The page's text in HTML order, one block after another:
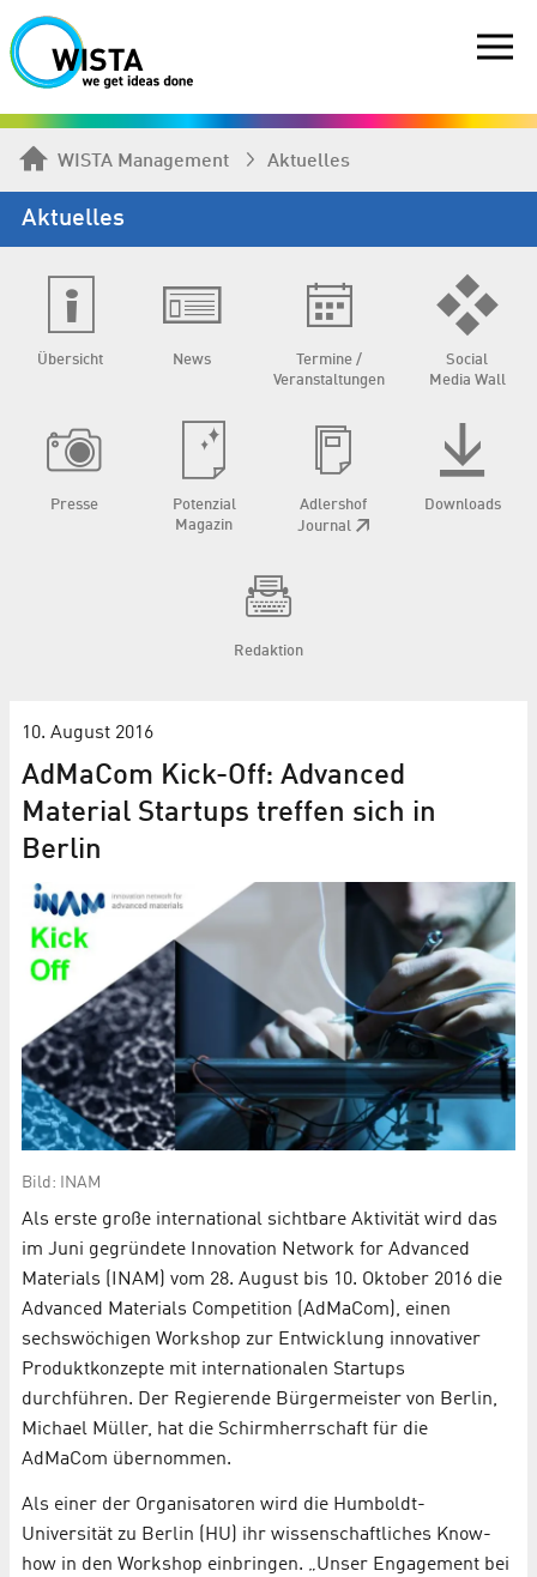
WISTA Management Aktuelles
Aktuelles
Übersicht News
Termine /
Veranstaltungen
Social
Media Wall
Presse
Potenzial
Magazin
Adlershof
Journal
Downloads
Redaktion
10. August 2016
AdMaCom Kick-Off: Advanced
Material Startups treffen sich in
Berlin
Bild: INAM
Als erste große international sichtbare Aktivität wird das
im Juni gegründete Innovation Network for Advanced
Materials (INAM) vom 28. August bis 10. Oktober 2016 die
Advanced Materials Competition (AdMaCom), einen
sechswöchigen Workshop zur Entwicklung innovativer
Produktkonzepte mit internationalen Startups
durchführen. Der Regierende Bürgermeister von Berlin,
Michael Müller, hat die Schirmherrschaft für die
AdMaCom übernommen.
Als einer der Organisatoren wird die Humboldt-
Universität zu Berlin (HU) ihr wissenschaftliches Know-
how in den Workshop einbringen. „Unser Engagement bei